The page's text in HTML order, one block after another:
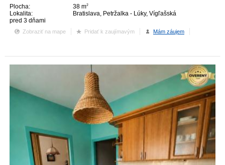
Plocha: 38 m2
Lokalita:
Bratislava, Petržalka - Lúky, Vígľašská
pred 3 dňami
Zobraziť na mape Pridať k zaujímavým Mám záujem